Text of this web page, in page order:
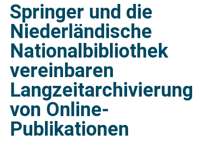
Springer und die
Niederländische
Nationalbibliothek
vereinbaren
Langzeitarchivierung
von Online-
Publikationen